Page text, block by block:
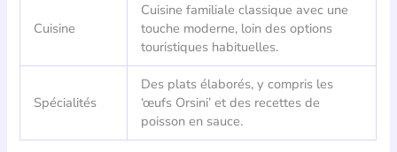
Cuisine
Cuisine familiale classique avec une
touche moderne, loin des options
touristiques habituelles.
Spécialités
Des plats élaborés, y compris les
‘œufs Orsini’ et des recettes de
poisson en sauce.